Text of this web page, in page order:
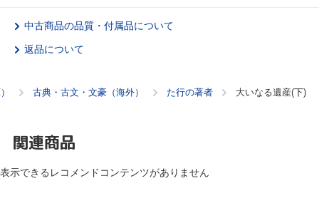
中古商品の品質・付属品について
返品について
古典・古文・文豪（海外） た行の著者 大いなる遺産(下)
関連商品
表示できるレコメンドコンテンツがありません